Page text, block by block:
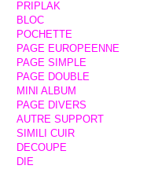
PRIPLAK
BLOC
POCHETTE
PAGE EUROPEENNE
PAGE SIMPLE
PAGE DOUBLE
MINI ALBUM
PAGE DIVERS
AUTRE SUPPORT
SIMILI CUIR
DECOUPE
DIE